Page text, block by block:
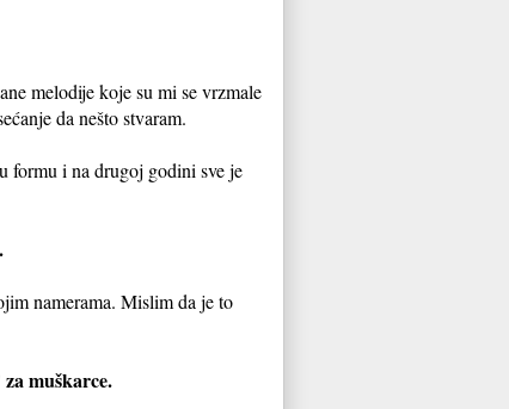
melodije koje su mi se vrzmale
da nešto stvaram.
formu i na drugoj godini sve je
namerama. Mislim da je to
muškarce.